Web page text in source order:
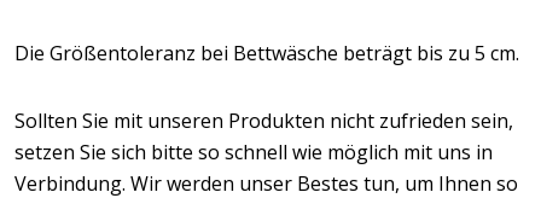
Die Größentoleranz bei Bettwäsche beträgt bis zu 5 cm.
Sollten Sie mit unseren Produkten nicht zufrieden sein,
setzen Sie sich bitte so schnell wie möglich mit uns in
Verbindung. Wir werden unser Bestes tun, um Ihnen so